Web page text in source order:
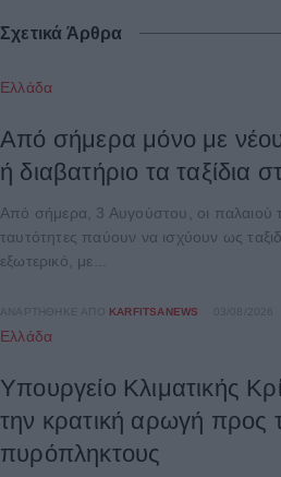
Σχετικά Άρθρα
Ελλάδα
Από σήμερα μόνο με
ή διαβατήριο τα ταξίδια
Από σήμερα, 3 Αυγούστου, οι παλαιού
ταυτότητες παύουν να ισχύουν ως
εξωτερικό, με...
ΑΝΑΡΤΉΘΗΚΕ ΑΠΌ KARFITSANEWS
Ελλάδα
Υπουργείο Κλιματικής
την κρατική αρωγή προς
πυρόπληκτους